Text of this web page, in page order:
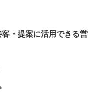
・提案に活用できる営